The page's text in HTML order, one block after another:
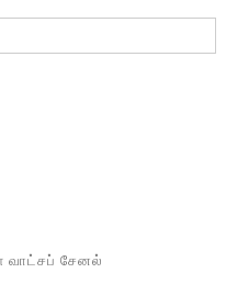
சேனல்